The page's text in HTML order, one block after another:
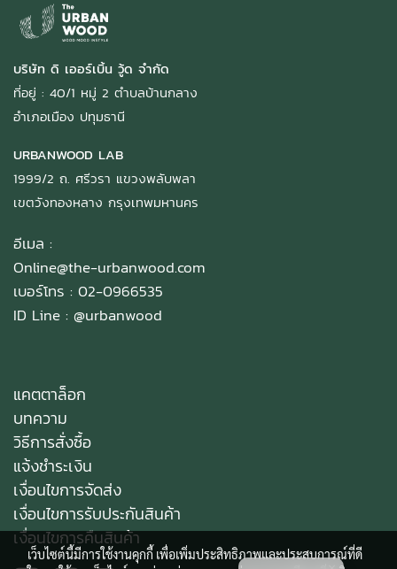
บริษัท ดิ เออร์เบิ้น วู้ด จำกัด
ที่อยู่ : 40/1 หมู่ 2 ตำบลบ้านกลาง
อำเภอเมือง ปทุมธานี
URBANWOOD LAB
1999/2 ถ. ศรีวรา แขวงพลับพลา
เขตวังทองหลาง กรุงเทพมหานคร
อีเมล :
Online@the-urbanwood.com
เบอร์โทร : 02-0966535
ID Line : @urbanwood
แคตตาล็อก
บทความ
วิธีการสั่งซื้อ
แจ้งชำระเงิน
เงื่อนไขการจัดส่ง
เงื่อนไขการรับประกันสินค้า
เงื่อนไขการคืนสินค้า
เว็บไซต์นี้มีการใช้งานคุกกี้ เพื่อเพิ่มประสิทธิภาพและประสบการณ์ที่ดี